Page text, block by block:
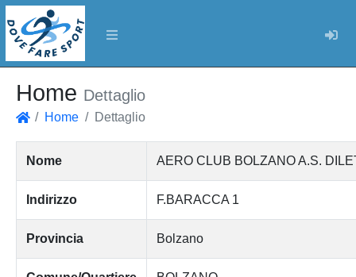
Home Dettaglio
Home Dettaglio
Nome AERO CLUB BOLZANO A.S.
Indirizzo F.BARACCA 1
Provincia Bolzano